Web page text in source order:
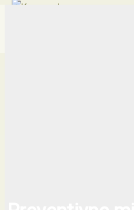
Skip Main
Traži...